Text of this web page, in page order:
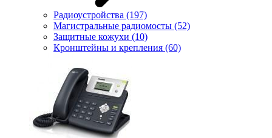
Радиоустройства (197)
Магистральные радиомосты (52)
Защитные кожухи (10)
Кронштейны и крепления (60)